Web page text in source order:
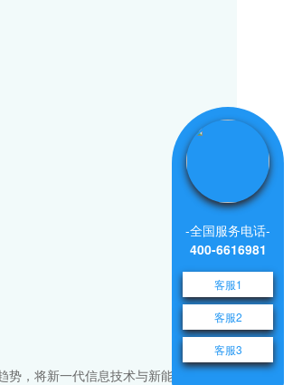
，将新一代信息技术与新能源全价值
-全国服务电话-
400-6616981
客服1
客服2
客服3